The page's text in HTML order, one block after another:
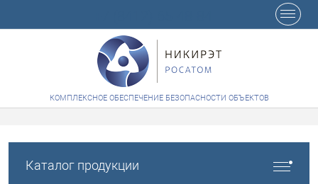
КОМПЛЕКСНОЕ ОБЕСПЕЧЕНИЕ БЕЗОПАСНОСТИ ОБЪЕКТОВ
Каталог продукции